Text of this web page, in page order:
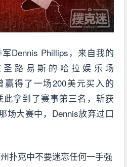
Dennis Phillips，来自我的
路易斯的哈拉娱乐场
赢得了一场200美元买入的
此拿到了赛事第三名，斩获
场大赛中，Dennis放弃过口